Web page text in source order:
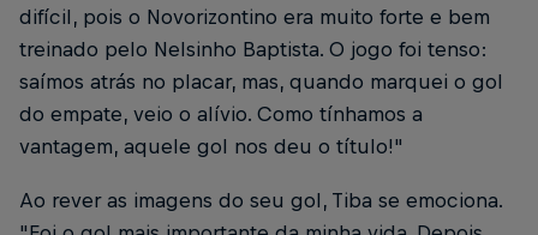
difícil, pois o Novorizontino era muito forte e bem
treinado pelo Nelsinho Baptista. O jogo foi tenso:
saímos atrás no placar, mas, quando marquei o gol
do empate, veio o alívio. Como tínhamos a
vantagem, aquele gol nos deu o título!"
Ao rever as imagens do seu gol, Tiba se emociona.